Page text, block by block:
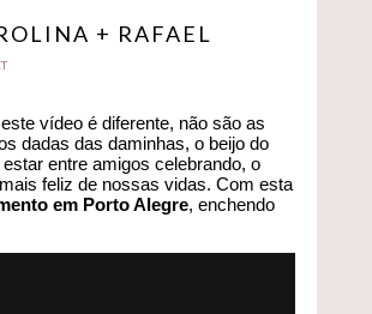
+ RAFAEL
vídeo é diferente, não são as
dadas das daminhas, o beijo do
entre amigos celebrando, o
feliz de nossas vidas. Com esta
em Porto Alegre, enchendo